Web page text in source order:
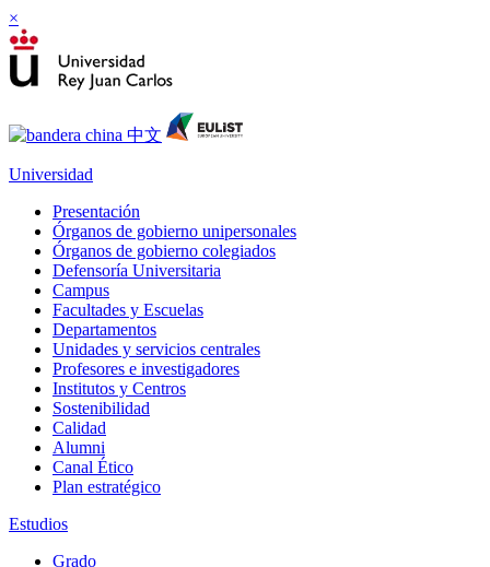
×
Universidad
Presentación
Órganos de gobierno unipersonales
Órganos de gobierno colegiados
Defensoría Universitaria
Campus
Facultades y Escuelas
Departamentos
Unidades y servicios centrales
Profesores e investigadores
Institutos y Centros
Sostenibilidad
Calidad
Alumni
Canal Ético
Plan estratégico
Estudios
Grado